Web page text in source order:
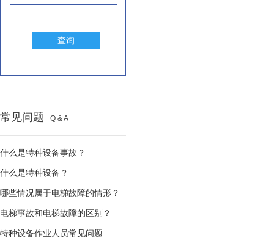
常见问题 Q & A
什么是特种设备事故？
什么是特种设备？
哪些情况属于电梯故障的情形？
电梯事故和电梯故障的区别？
特种设备作业人员常见问题